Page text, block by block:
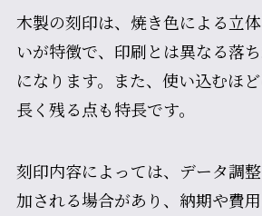
木製の刻印は、焼き色による立
いが特徴で、印刷とは異なる落
になります。また、使い込むほど
長く残る点も特長です。
刻印内容によっては、データ調
加される場合があり、納期や費